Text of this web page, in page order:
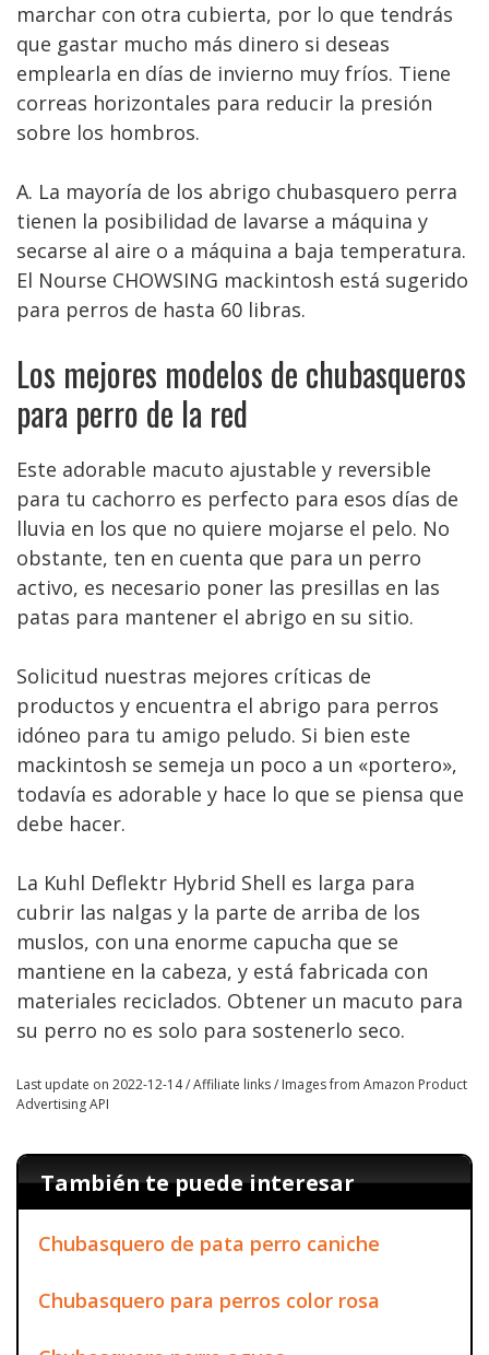
marchar con otra cubierta, por lo que tendrás
que gastar mucho más dinero si deseas
emplearla en días de invierno muy fríos. Tiene
correas horizontales para reducir la presión
sobre los hombros.
A. La mayoría de los abrigo chubasquero perra
tienen la posibilidad de lavarse a máquina y
secarse al aire o a máquina a baja temperatura.
El Nourse CHOWSING mackintosh está sugerido
para perros de hasta 60 libras.
Los mejores modelos de chubasqueros
para perro de la red
Este adorable macuto ajustable y reversible
para tu cachorro es perfecto para esos días de
lluvia en los que no quiere mojarse el pelo. No
obstante, ten en cuenta que para un perro
activo, es necesario poner las presillas en las
patas para mantener el abrigo en su sitio.
Solicitud nuestras mejores críticas de
productos y encuentra el abrigo para perros
idóneo para tu amigo peludo. Si bien este
mackintosh se semeja un poco a un «portero»,
todavía es adorable y hace lo que se piensa que
debe hacer.
La Kuhl Deflektr Hybrid Shell es larga para
cubrir las nalgas y la parte de arriba de los
muslos, con una enorme capucha que se
mantiene en la cabeza, y está fabricada con
materiales reciclados. Obtener un macuto para
su perro no es solo para sostenerlo seco.
Last update on 2022-12-14 / Affiliate links / Images from Amazon Product
Advertising API
También te puede interesar
Chubasquero de pata perro caniche
Chubasquero para perros color rosa